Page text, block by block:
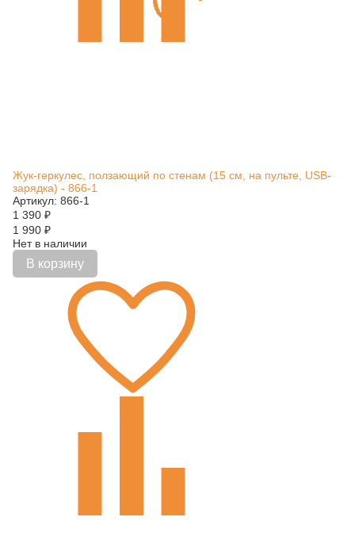
Жук-геркулес, ползающий по стенам (15 см, на пульте, USB-
зарядка) - 866-1
Артикул: 866-1
1 390 ₽
1 990 ₽
Нет в наличии
В корзину